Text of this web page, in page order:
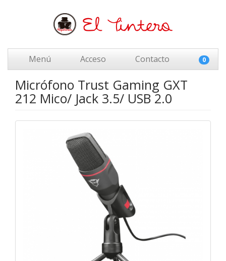
Menú Acceso Contacto 0
Micrófono Trust Gaming GXT
212 Mico/ Jack 3.5/ USB 2.0